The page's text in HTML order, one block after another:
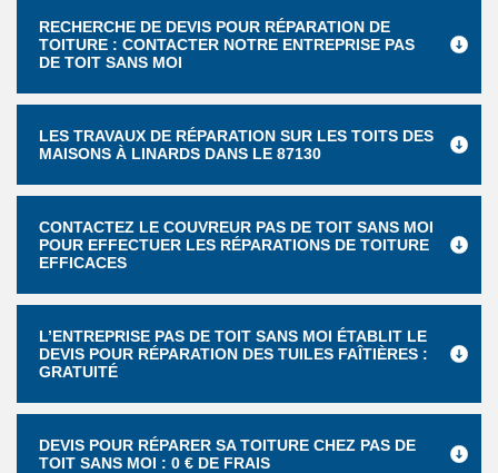
RECHERCHE DE DEVIS POUR RÉPARATION DE
TOITURE : CONTACTER NOTRE ENTREPRISE PAS
DE TOIT SANS MOI
LES TRAVAUX DE RÉPARATION SUR LES TOITS DES
MAISONS À LINARDS DANS LE 87130
CONTACTEZ LE COUVREUR PAS DE TOIT SANS MOI
POUR EFFECTUER LES RÉPARATIONS DE TOITURE
EFFICACES
L’ENTREPRISE PAS DE TOIT SANS MOI ÉTABLIT LE
DEVIS POUR RÉPARATION DES TUILES FAÎTIÈRES :
GRATUITÉ
DEVIS POUR RÉPARER SA TOITURE CHEZ PAS DE
TOIT SANS MOI : 0 € DE FRAIS